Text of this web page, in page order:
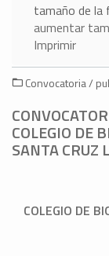
tamaño de la
aumentar
Imprimir
Convocatoria /
COLEGIO DE
SANTA
COLEGIO DE